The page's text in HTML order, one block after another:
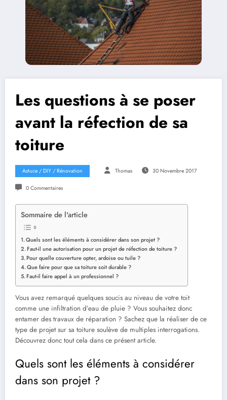
Les questions à se poser
avant la réfection de sa
toiture
Astuce / DIY / Rénovation Thomas 30 Novembre 2017
0 Commentaires
Sommaire de l'article
Quels sont les éléments à considérer dans son projet ?
Faut-il une autorisation pour un projet de réfection de toiture ?
Pour quelle couverture opter, ardoise ou tuile ?
Que faire pour que sa toiture soit durable ?
Faut-il faire appel à un professionnel ?
Vous avez remarqué quelques soucis au niveau de votre toit
comme une infiltration d’eau de pluie ? Vous souhaitez donc
entamer des travaux de réparation ? Sachez que la réaliser de ce
type de projet sur sa toiture soulève de multiples interrogations.
Découvrez donc tout cela dans ce présent article.
Quels sont les éléments à considérer
dans son projet ?